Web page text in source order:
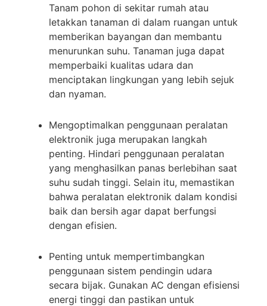
Tanam pohon di sekitar rumah atau
letakkan tanaman di dalam ruangan untuk
memberikan bayangan dan membantu
menurunkan suhu. Tanaman juga dapat
memperbaiki kualitas udara dan
menciptakan lingkungan yang lebih sejuk
dan nyaman.
Mengoptimalkan penggunaan peralatan
elektronik juga merupakan langkah
penting. Hindari penggunaan peralatan
yang menghasilkan panas berlebihan saat
suhu sudah tinggi. Selain itu, memastikan
bahwa peralatan elektronik dalam kondisi
baik dan bersih agar dapat berfungsi
dengan efisien.
Penting untuk mempertimbangkan
penggunaan sistem pendingin udara
secara bijak. Gunakan AC dengan efisiensi
energi tinggi dan pastikan untuk